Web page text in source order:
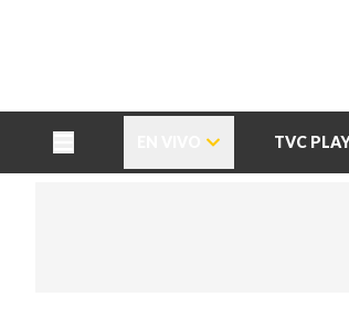
TVC